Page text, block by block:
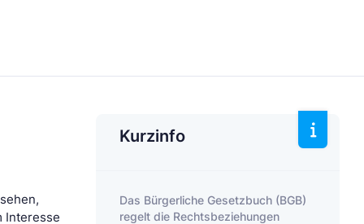
Interesse
Kurzinfo
Das Bürgerliche Gesetzbuch (BGB)
regelt die Rechtsbeziehungen